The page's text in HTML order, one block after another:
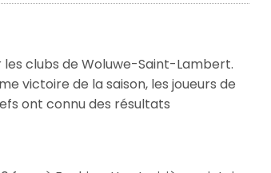
les clubs de Woluwe-Saint-Lambert.
victoire de la saison, les joueurs de
ont connu des résultats